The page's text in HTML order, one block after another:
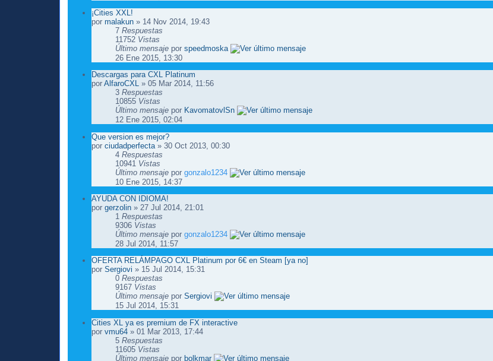
¡Cities XXL!
pormalakun » 14 Nov 2014, 19:43
7Respuestas
11752 Vistas
Último mensaje porspeedmoska
26 Ene 2015, 13:30
Descargas para CXL Platinum
porAlfaroCXL » 05 Mar 2014, 11:56
3Respuestas
10855 Vistas
Último mensaje por KavomatovlSn
12 Ene 2015, 02:04
Que version es mejor?
porciudadperfecta » 30 Oct 2013, 00:30
4Respuestas
10941 Vistas
Último mensaje porgonzalo1234
10 Ene 2015, 14:37
AYUDA CON IDIOMA!
porgerzolin » 27 Jul 2014, 21:01
1Respuestas
9306 Vistas
Último mensaje porgonzalo1234
28 Jul 2014, 11:57
OFERTA RELÁMPAGO CXL Platinum por 6€ en Steam [ya no]
porSergiovi » 15 Jul 2014, 15:31
0Respuestas
9167 Vistas
Último mensaje porSergiovi
15 Jul 2014, 15:31
Cities XL ya es premium de FX interactive
porvmu64 » 01 Mar 2013, 17:44
5Respuestas
11605 Vistas
Último mensaje porbolkmar